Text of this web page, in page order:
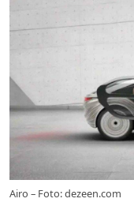
Airo – Foto: dezeen.com